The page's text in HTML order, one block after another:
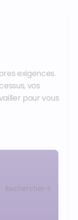
exigences.
vos
pour vous
Rechercher